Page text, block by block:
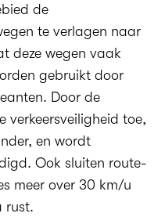
de
te verlagen naar
deze wegen vaak
gebruikt door
Door de
verkeersveiligheid toe,
en wordt
Ook sluiten route-
meer over 30 km/u
rust.